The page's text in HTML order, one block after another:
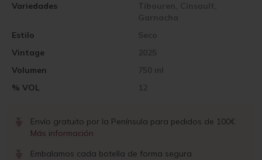
Vintage 2025
Volumen 750 ml
% VOL 12
Variedades
Tibouren, Cinsault,
Garnacha
Estilo Seco
Envío gratuito por la Península para pedidos de 100€
Más información
Embalamos cada botella de forma segura